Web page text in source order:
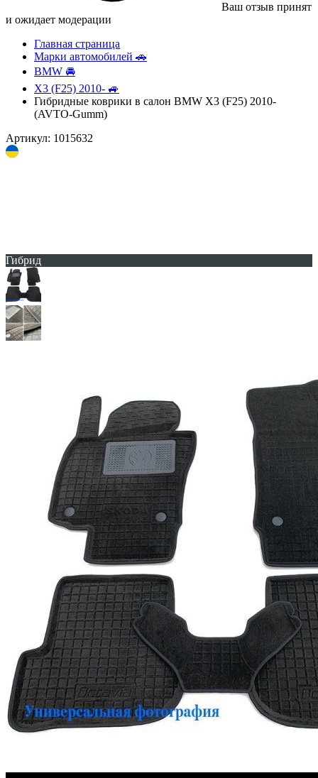
Ваш отзыв принят
и ожидает модерации
Главная страница
Марки автомобилей 🚗
BMW 🚘
X3 (F25) 2010- 🚙
Гибридные коврики в салон BMW X3 (F25) 2010-
(AVTO-Gumm)
Артикул: 1015632
Гибрид